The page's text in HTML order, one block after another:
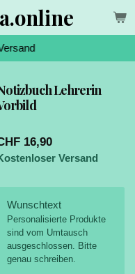
Lehrerin
16,90
Versand
Wunschtext
Personalisierte Produkte
sind vom Umtausch
ausgeschlossen. Bitte
genau schreiben.